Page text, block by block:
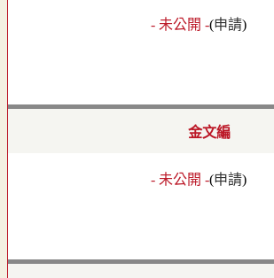
- 未公開 -(申請)
金文編
- 未公開 -(申請)